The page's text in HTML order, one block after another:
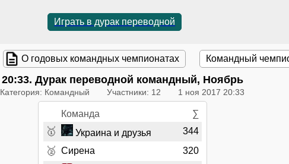
Играть в дурак переводной
О годовых командных чемпионатах Командный
20:33. Дурак переводной командный, Ноябрь
Категория: Командный Участники: 12 1 ноя 2017 20:33
Команда ∑
🥇 Украина и друзья 344
🥈 Сирена 320